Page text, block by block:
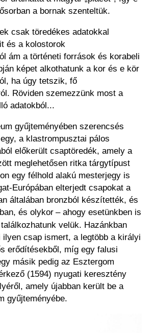
a bornak szenteltük.
csak töredékes adatokkal
és a kolostorok
ám a történeti források és korabeli
képet alkothatunk a kor és e kör
ha úgy tetszik, fő
Röviden szemezzünk most a
adatokból...
gyűjteményében szerencsés
a klastrompusztai pálos
előkerült csaptöredék, amely a
ött meglehetősen ritka tárgytípust
egy félhold alakú mesterjegy is
Európában elterjedt csapokat a
általában bronzból készítették, és
, és olykor – ahogy esetünkben is
velük. Hazánkban
ilyen csap ismert, a legtöbb a királyi
erődítésekből, míg egy falusi
másik pedig az Esztergom
(1594) nyugati keresztény
amely újabban került be a
gyűjteményébe.